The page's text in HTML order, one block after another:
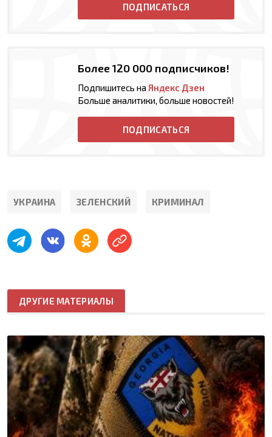
ПОДПИСАТЬСЯ
Более 120 000 подписчиков!
Подпишитесь на Яндекс Дзен
Больше аналитики, больше новостей!
ПОДПИСАТЬСЯ
УКРАИНА ЗЕЛЕНСКИЙ КРИМИНАЛ
ДРУГИЕ МАТЕРИАЛЫ